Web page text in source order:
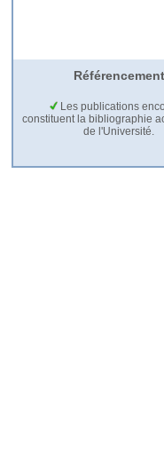
Référencement
Les publications
constituent la bibliographie
de l'Université.